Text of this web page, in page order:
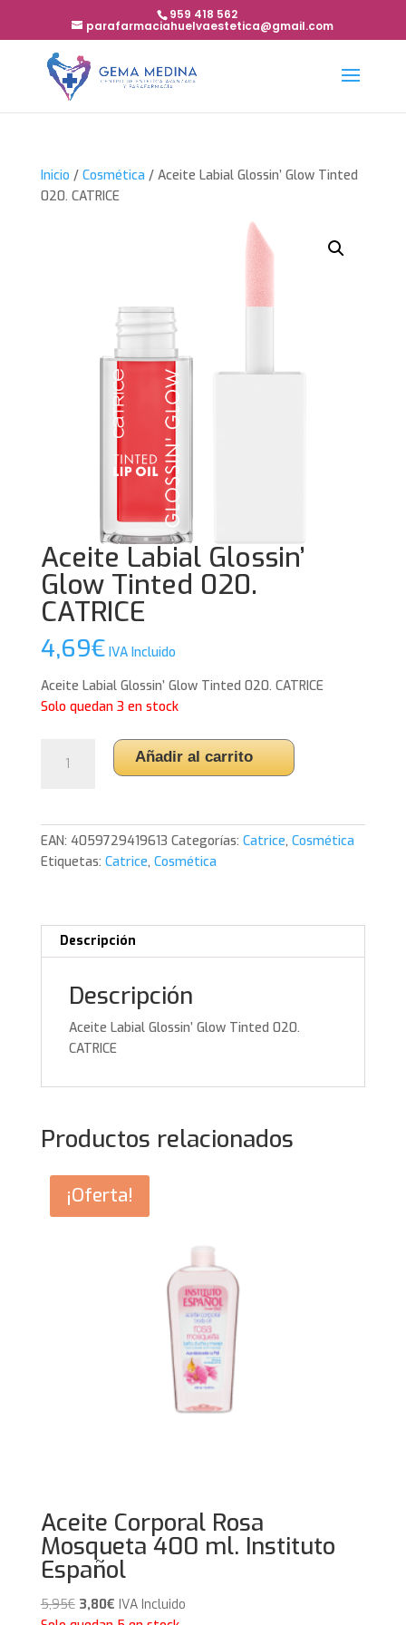
959 418 562
parafarmaciahuelvaestetica@gmail.com
Inicio / Cosmética / Aceite Labial Glossin’ Glow Tinted
020. CATRICE
Aceite Labial Glossin’
Glow Tinted 020.
CATRICE
4,69€ IVA Incluido
Aceite Labial Glossin’ Glow Tinted 020. CATRICE
Solo quedan 3 en stock
Labial
Tinted
020.
CATRICE
Añadir al carrito
EAN: 4059729419613 Categorías: Catrice, Cosmética
Etiquetas: Catrice, Cosmética
Descripción
Descripción
Aceite Labial Glossin’ Glow Tinted 020.
CATRICE
Productos relacionados
¡Oferta!
Aceite Corporal Rosa
Mosqueta 400 ml. Instituto
Español
5,95€ El
3,80€ElIVA Incluido